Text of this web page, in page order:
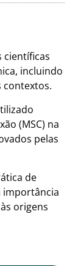
científicas
incluindo
contextos.
(MSC) na
pelas
de
importância
origens